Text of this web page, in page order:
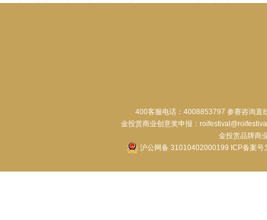
400客服电话：4008853797 参赛咨询
金投赏商业创意奖申报：
金投赏品牌商
沪公网备 31010402000199 ICP备案